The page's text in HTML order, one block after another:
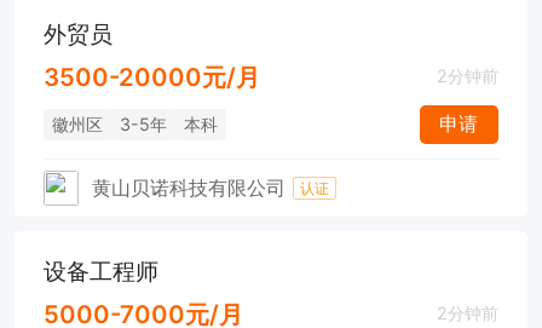
外贸员
3500-20000元/月 2分钟前
徽州区 3-5年 本科 申请
黄山贝诺科技有限公司 认证
设备工程师
5000-7000元/月 2分钟前